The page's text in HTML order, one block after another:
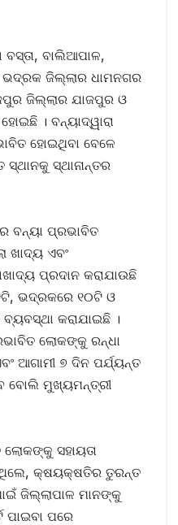
ବାଲିଆପାଳ,
ଭଦ୍ରକ ଜିଲ୍ଲାର ଧାମନଗର
ଜିଲ୍ଲାର ଯାଜପୁର ଓ
। ବନ୍ୟାଦ୍ୱାରା
ହୋଇଥିବା ବେଳେ
ସ୍ଥାନାନ୍ତର
ବନ୍ୟା ପ୍ରଭାବିତ
ଖାଦ୍ୟ ଏବଂ
ପ୍ରଦାନ କରାଯାଉଛି
ଭଦ୍ରକରେ ୧୦ଟି ଓ
କରାଯାଇଛି ।
ଲୋକଙ୍କୁ ରନ୍ଧା
ଆଗାମୀ ୭ ଦିନ ପର୍ଯ୍ୟନ୍ତ
ବୋଲି ମୁଖ୍ୟମନ୍ତ୍ରୀ
ସହାୟତା
କ୍ଷୟକ୍ଷତିର ତୁରନ୍ତ
ଜିଲ୍ଲାପାଳ ମାନଙ୍କୁ
ପାଇବା ପରେ